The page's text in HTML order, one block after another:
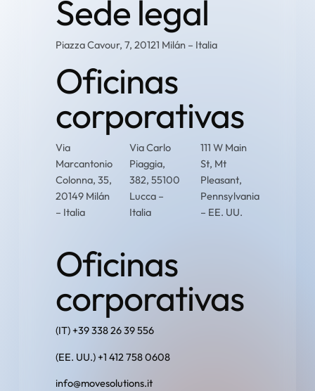
Sede legal
Piazza Cavour, 7, 20121 Milán – Italia
Oficinas
corporativas
Via
Marcantonio
Colonna, 35,
20149 Milán
– Italia
Via Carlo
Piaggia,
382, 55100
Lucca –
Italia
111 W Main
St, Mt
Pleasant,
Pennsylvania
– EE. UU.
Oficinas
corporativas
(IT) +39 338 26 39 556
(EE. UU.) +1 412 758 0608
info@movesolutions.it